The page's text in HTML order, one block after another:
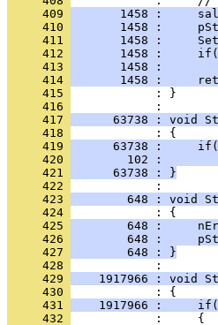
     409
1458 :
     410
1458 :
     411
1458 :
     412
1458 :
     413
1458 :
     414
1458 :
     415
            : }
     416
     417
63738 : void
     418
     419
63738 :
     420
102 :
     421
      63738 : }
     422
     423
648 : void
     424
     425
648 :
     426
648 :
     427
        648 : }
     428
     429
1917966 : void
     430
     431
1917966 :
     432